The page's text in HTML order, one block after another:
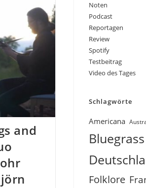
and
Noten
Podcast
Reportagen
Review
Spotify
Testbeitrag
Video des Tages
Schlagwörte
Americana
Bluegrass
Folklore